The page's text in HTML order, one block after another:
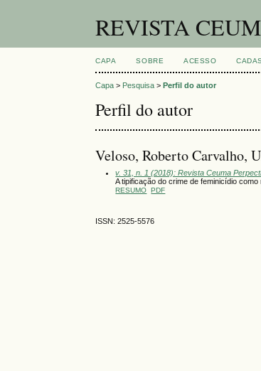
REVISTA
CAPA SOBRE ACESSO
Capa > Pesquisa >Perfil do autor
Perfil do autor
Veloso, Roberto Carvalho,
v. 31, n. 1 (2018): Revista Ceuma
A tipificação do crime de feminicídio
RESUMO PDF
ISSN: 2525-5576